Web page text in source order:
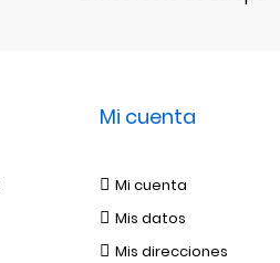
Mi cuenta
Mi cuenta
Mis datos
Mis direcciones